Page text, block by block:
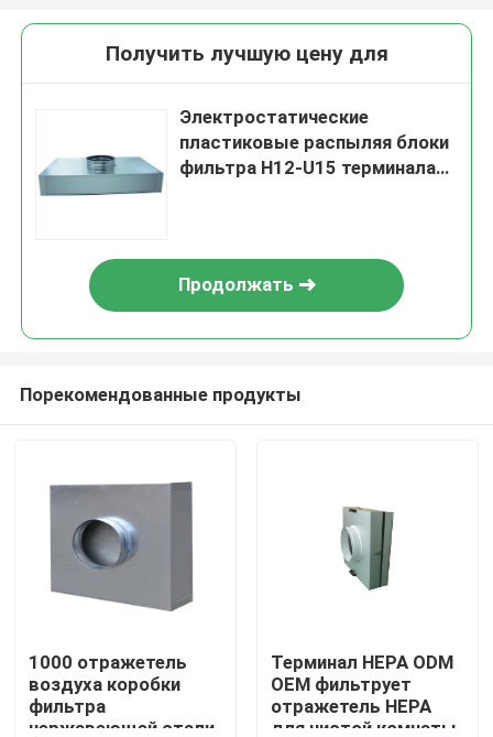
Дом
Продукты
Получить лучшую цену для
Электростатические
пластиковые распыляя блоки
фильтра H12-U15 терминала
Продолжать
Порекомендованные продукты
1000 отражетель
воздуха коробки
фильтра
нержавеющей стали
Терминал HEPA ODM
OEM фильтрует
отражетель HEPA
для чистой комнаты